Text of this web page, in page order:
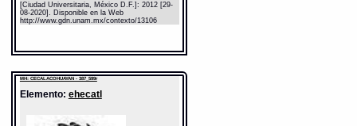
[Ciudad Universitaria, México D.F.]: 2012 [29-
08-2020]. Disponible en la Web
http://www.gdn.unam.mx/contexto/13106
MH: CECALACOHUAYAN - 387_599r
Elemento: ehecatl